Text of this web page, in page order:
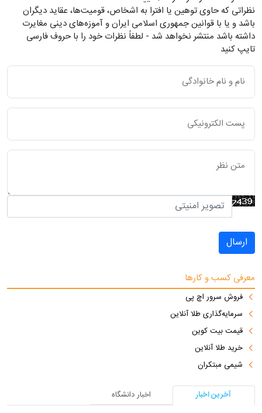
نظراتی که حاوی توهین یا افترا به اشخاص، قومیت‌ها، عقاید دیگران
باشد و یا با قوانین جمهوری اسلامی ایران و آموزه‌های دینی مغایرت
داشته باشد منتشر نخواهد شد - لطفاً نظرات خود را با حروف فارسی
تایپ کنید
ارسال
معرفی کسب و کارها
فروش سرور اچ پی
سرمایه‌گذاری طلا آنلاین
قیمت بیت کوین
خرید طلا آنلاین
شیمی مبتکران
آخرین اخبار
اخبار دانشگاه